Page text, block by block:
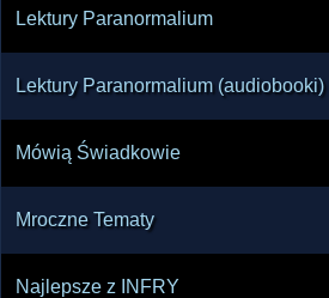
Lektury Paranormalium
Lektury Paranormalium (audiobooki)
Mówią Świadkowie
Mroczne Tematy
Najlepsze z INFRY